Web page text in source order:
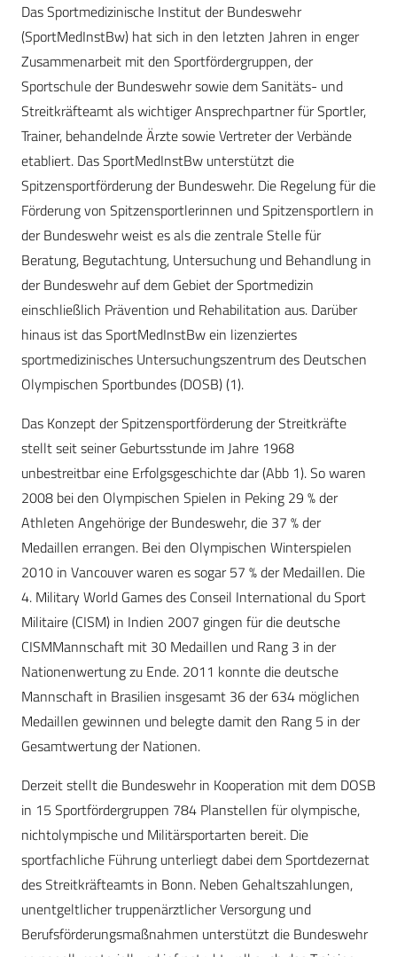
Das Sportmedizinische Institut der Bundeswehr
(SportMedInstBw) hat sich in den letzten Jahren in enger
Zusammenarbeit mit den Sportfördergruppen, der
Sportschule der Bundeswehr sowie dem Sanitäts- und
Streitkräfteamt als wichtiger Ansprechpartner für Sportler,
Trainer, behandelnde Ärzte sowie Vertreter der Verbände
etabliert. Das SportMedInstBw unterstützt die
Spitzensportförderung der Bundeswehr. Die Regelung für die
Förderung von Spitzensportlerinnen und Spitzensportlern in
der Bundeswehr weist es als die zentrale Stelle für
Beratung, Begutachtung, Untersuchung und Behandlung in
der Bundeswehr auf dem Gebiet der Sportmedizin
einschließlich Prävention und Rehabilitation aus. Darüber
hinaus ist das SportMedInstBw ein lizenziertes
sportmedizinisches Untersuchungszentrum des Deutschen
Olympischen Sportbundes (DOSB) (1).
Das Konzept der Spitzensportförderung der Streitkräfte
stellt seit seiner Geburtsstunde im Jahre 1968
unbestreitbar eine Erfolgsgeschichte dar (Abb 1). So waren
2008 bei den Olympischen Spielen in Peking 29 % der
Athleten Angehörige der Bundeswehr, die 37 % der
Medaillen errangen. Bei den Olympischen Winterspielen
2010 in Vancouver waren es sogar 57 % der Medaillen. Die
4. Military World Games des Conseil International du Sport
Militaire (CISM) in Indien 2007 gingen für die deutsche
CISMMannschaft mit 30 Medaillen und Rang 3 in der
Nationenwertung zu Ende. 2011 konnte die deutsche
Mannschaft in Brasilien insgesamt 36 der 634 möglichen
Medaillen gewinnen und belegte damit den Rang 5 in der
Gesamtwertung der Nationen.
Derzeit stellt die Bundeswehr in Kooperation mit dem DOSB
in 15 Sportfördergruppen 784 Planstellen für olympische,
nichtolympische und Militärsportarten bereit. Die
sportfachliche Führung unterliegt dabei dem Sportdezernat
des Streitkräfteamts in Bonn. Neben Gehaltszahlungen,
unentgeltlicher truppenärztlicher Versorgung und
Berufsförderungsmaßnahmen unterstützt die Bundeswehr